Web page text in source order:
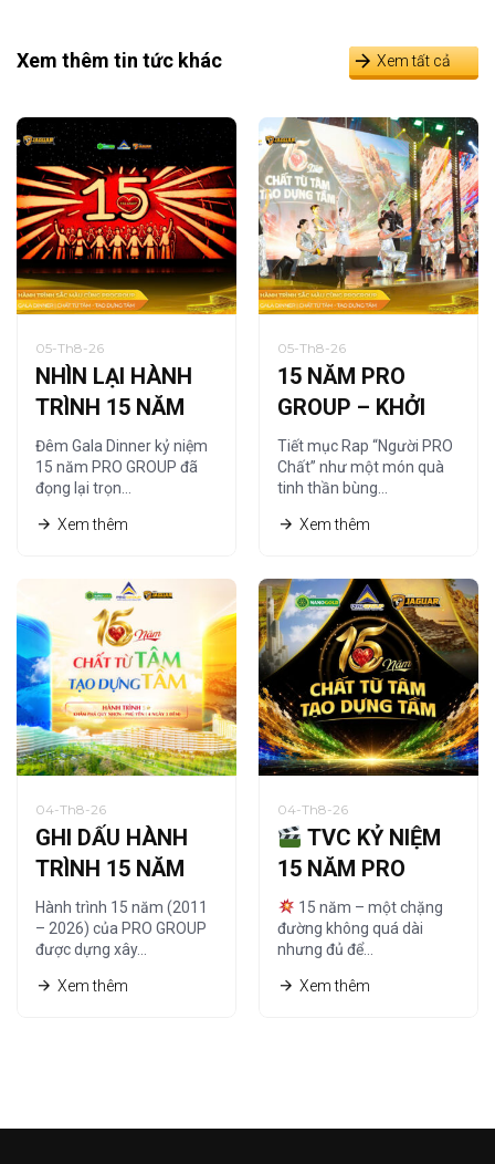
Xem thêm tin tức khác Xem tất cả
05-Th8-26
NHÌN LẠI HÀNH
TRÌNH 15 NĂM
QUA NGHỆ
THUẬT TRANH
CÁT
Đêm Gala Dinner kỷ niệm
15 năm PRO GROUP đã
đọng lại trọn…
Xem thêm
05-Th8-26
15 NĂM PRO
GROUP – KHỞI
NGUỒN TỪ
“NGƯỜI PRO
CHẤT”
Tiết mục Rap “Người PRO
Chất” như một món quà
tinh thần bùng…
Xem thêm
04-Th8-26
GHI DẤU HÀNH
TRÌNH 15 NĂM
CÙNG HỆ THỐNG
NHÀ PHÂN PHỐI
Hành trình 15 năm (2011
– 2026) của PRO GROUP
được dựng xây…
Xem thêm
04-Th8-26
TVC KỶ NIỆM
15 NĂM PRO
GROUP | CHẤT
TỪ TÂM – TẠO
DỰNG TẦM
15 năm – một chặng
đường không quá dài
nhưng đủ để…
Xem thêm